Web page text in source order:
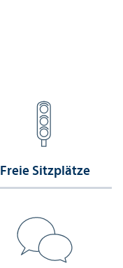
Freie Sitzplätze